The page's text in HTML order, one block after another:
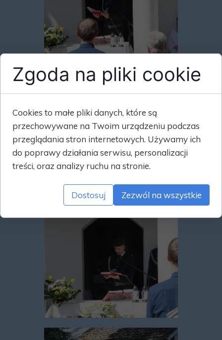
Zgoda na pliki cookie
Cookies to małe pliki danych, które są
przechowywane na Twoim urządzeniu podczas
przeglądania stron internetowych. Używamy ich
do poprawy działania serwisu, personalizacji
treści, oraz analizy ruchu na stronie.
Dostosuj Zezwól na wszystkie